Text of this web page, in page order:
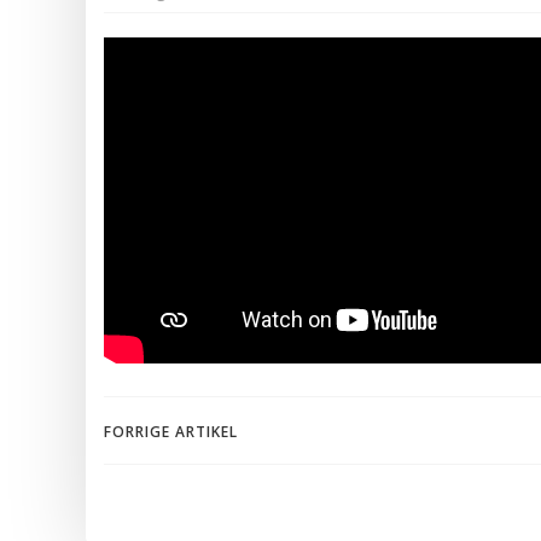
Indlægsnavigation
FORRIGE ARTIKEL